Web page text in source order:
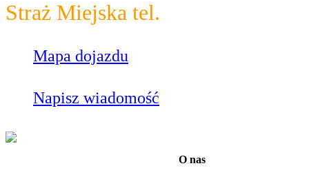
Straż Miejska tel.
Mapa dojazdu
Napisz wiadomość
O nas